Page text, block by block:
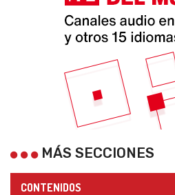
MÁS SECCIONES
CONTENIDOS